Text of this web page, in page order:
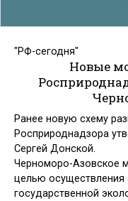
"РФ-сегодня"
Новые
Ранее новую схему
Росприроднадзора
Сергей Донской.
Черноморо-Азовское
целью осуществления
государственной